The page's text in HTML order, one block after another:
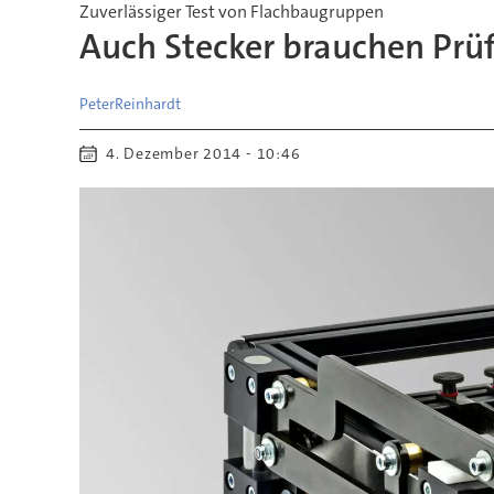
Zuverlässiger Test von Flachbaugruppen
Auch Stecker brauchen
PeterReinhardt
4. Dezember 2014 - 10:46